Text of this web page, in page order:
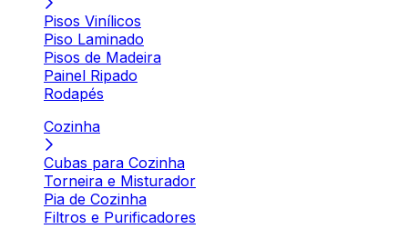
Pisos Vinílicos
Piso Laminado
Pisos de Madeira
Painel Ripado
Rodapés
Cozinha
Cubas para Cozinha
Torneira e Misturador
Pia de Cozinha
Filtros e Purificadores